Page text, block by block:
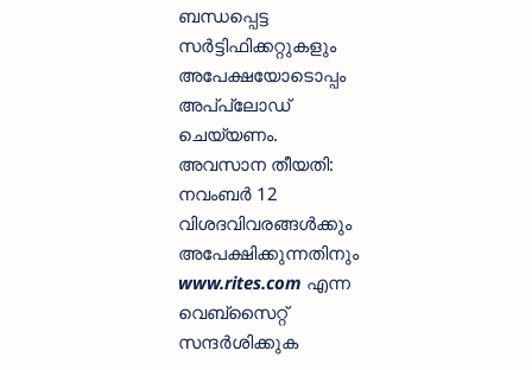
ബന്ധപ്പെട്ട
സർട്ടിഫിക്കറ്റുകളും
അപേക്ഷയോടൊപ്പം
അപ്‌പ്ലോഡ്
ചെയ്യണം.
അവസാന തീയതി:
നവംബർ 12
വിശദവിവരങ്ങൾക്കും
അപേക്ഷിക്കുന്നതിനും
www.rites.com എന്ന
വെബ്സൈറ്റ്
സന്ദർശിക്കുക